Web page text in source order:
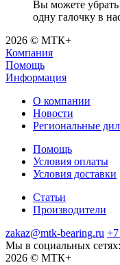
Вы можете убрать
одну галочку в
2026 © МТК+
Компания
Помощь
Информация
О компании
Новости
Региональные
Помощь
Условия оплаты
Условия доставки
Статьи
Производители
zakaz@mtk-bearing.ru
Мы в социальных сетях:
2026 © МТК+